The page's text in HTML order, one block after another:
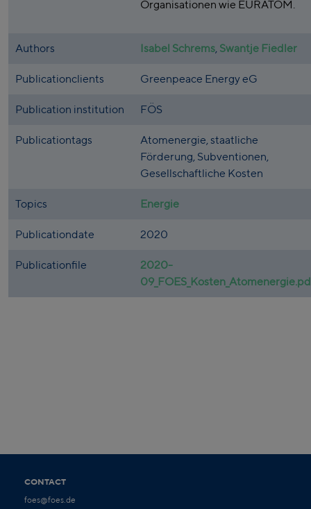
Organisationen wie EURATOM.
Authors Isabel Schrems, Swantje Fiedler
Publicationclients Greenpeace Energy eG
Publication institution FÖS
Publicationtags
Atomenergie, staatliche
Förderung, Subventionen,
Gesellschaftliche Kosten
Topics Energie
Publicationdate 2020
Publicationfile
2020-
CONTACT
foes@foes.de